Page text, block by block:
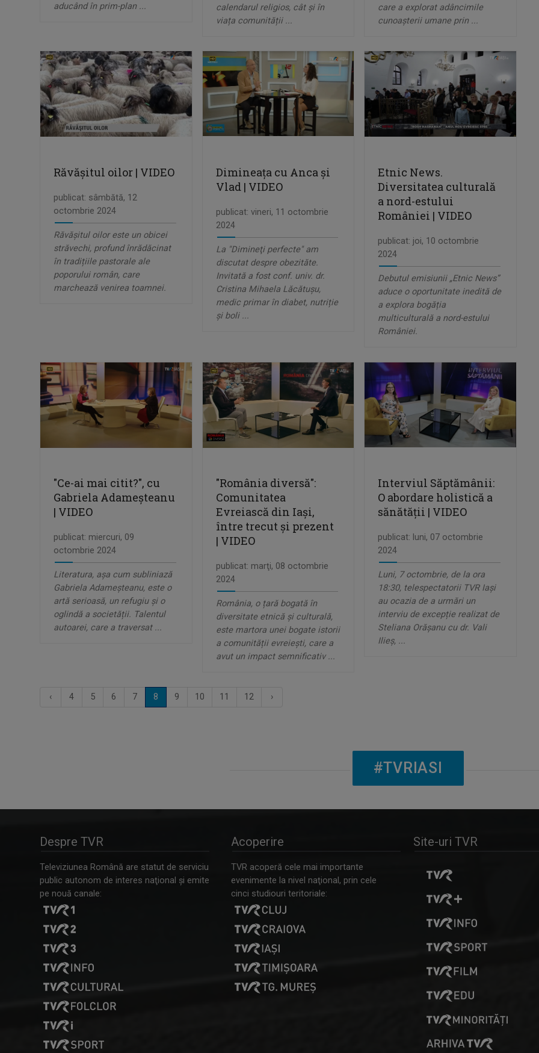
aducând în prim-plan ...
calendarul religios, cât și în
viața comunității ...
care a explorat adâncimile
cunoașterii umane prin ...
Răvășitul oilor | VIDEO
publicat: sâmbătă, 12
octombrie 2024
Răvășitul oilor este un obicei
străvechi, profund înrădăcinat
în tradițiile pastorale ale
poporului român, care
marchează venirea toamnei.
Dimineața cu Anca și
Vlad | VIDEO
publicat: vineri, 11 octombrie
2024
La "Dimineţi perfecte" am
discutat despre obezităte.
Invitată a fost conf. univ. dr.
Cristina Mihaela Lăcătuşu,
medic primar în diabet, nutriție
și boli ...
Etnic News.
Diversitatea culturală
a nord-estului
României | VIDEO
publicat: joi, 10 octombrie
2024
Debutul emisiunii „Etnic News”
aduce o oportunitate inedită de
a explora bogăția
multiculturală a nord-estului
României.
"Ce-ai mai citit?", cu
Gabriela Adameșteanu
| VIDEO
publicat: miercuri, 09
octombrie 2024
Literatura, așa cum subliniază
Gabriela Adameșteanu, este o
artă serioasă, un refugiu și o
oglindă a societății. Talentul
autoarei, care a traversat ...
"România diversă":
Comunitatea
Evreiască din Iași,
între trecut și prezent
| VIDEO
publicat: marţi, 08 octombrie
2024
România, o țară bogată în
diversitate etnică și culturală,
este martora unei bogate istorii
a comunității evreiești, care a
avut un impact semnificativ ...
Interviul Săptămânii:
O abordare holistică a
sănătății | VIDEO
publicat: luni, 07 octombrie
2024
Luni, 7 octombrie, de la ora
18:30, telespectatorii TVR Iași
au ocazia de a urmări un
interviu de excepție realizat de
Steliana Orășanu cu dr. Vali
Ilieș, ...
‹ 4 5 6 7 8 9 10 11 12 ›
#TVRIASI
Despre TVR
Televiziunea Română are statut de serviciu
public autonom de interes naţional şi emite
pe nouă canale:
Acoperire
TVR acoperă cele mai importante
evenimente la nivel naţional, prin cele
cinci studiouri teritoriale:
Site-uri TVR